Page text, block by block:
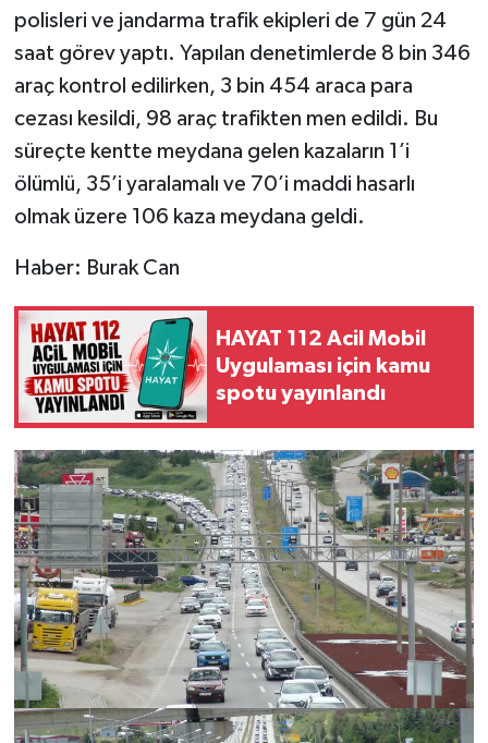
polisleri ve jandarma trafik ekipleri de 7 gün 24
saat görev yaptı. Yapılan denetimlerde 8 bin 346
araç kontrol edilirken, 3 bin 454 araca para
cezası kesildi, 98 araç trafikten men edildi. Bu
süreçte kentte meydana gelen kazaların 1’i
ölümlü, 35’i yaralamalı ve 70’i maddi hasarlı
olmak üzere 106 kaza meydana geldi.
Haber: Burak Can
HAYAT 112 Acil Mobil
Uygulaması için kamu
spotu yayınlandı